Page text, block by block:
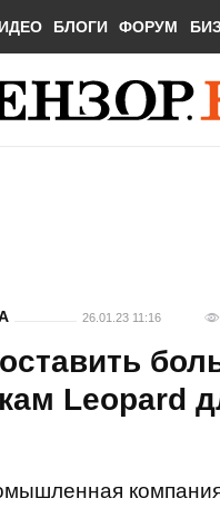
БЛОГИ ФОРУМ
26.01.23 11:16
Leopard
компания